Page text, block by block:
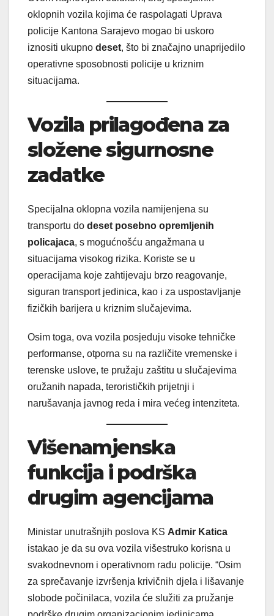
oklopnih vozila kojima će raspolagati Uprava
policije Kantona Sarajevo mogao bi uskoro
iznositi ukupno deset, što bi značajno unaprijedilo
operativne sposobnosti policije u kriznim
situacijama.
Vozila prilagođena za
složene sigurnosne
zadatke
Specijalna oklopna vozila namijenjena su
transportu do deset posebno opremljenih
policajaca, s mogućnošću angažmana u
situacijama visokog rizika. Koriste se u
operacijama koje zahtijevaju brzo reagovanje,
siguran transport jedinica, kao i za uspostavljanje
fizičkih barijera u kriznim slučajevima.
Osim toga, ova vozila posjeduju visoke tehničke
performanse, otporna su na različite vremenske i
terenske uslove, te pružaju zaštitu u slučajevima
oružanih napada, terorističkih prijetnji i
narušavanja javnog reda i mira većeg intenziteta.
Višenamjenska
funkcija i podrška
drugim agencijama
Ministar unutrašnjih poslova KS Admir Katica
istakao je da su ova vozila višestruko korisna u
svakodnevnom i operativnom radu policije. “Osim
za sprečavanje izvršenja krivičnih djela i lišavanje
slobode počinilaca, vozila će služiti za pružanje